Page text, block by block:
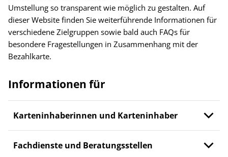
Umstellung so transparent wie möglich zu gestalten. Auf
dieser Website finden Sie weiterführende Informationen für
verschiedene Zielgruppen sowie bald auch FAQs für
besondere Fragestellungen in Zusammenhang mit der
Bezahlkarte.
Informationen für
Karteninhaberinnen und Karteninhaber
Fachdienste und Beratungsstellen